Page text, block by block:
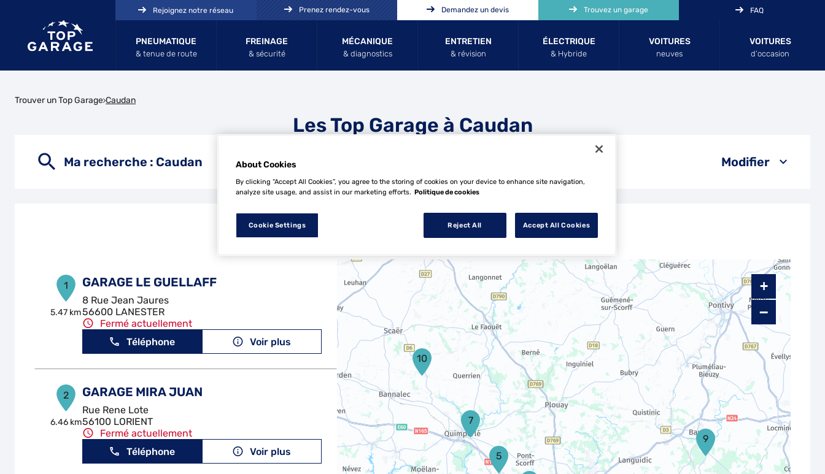
PNEUMATIQUE
& tenue de route
FREINAGE
& sécurité
MÉCANIQUE
& diagnostics
ENTRETIEN
& révision
ÉLECTRIQUE
& Hybride
VOITURES
neuves
VOITURES
d’occasion
Rejoignez notre réseau Prenez rendez-vous Demandez un devis Trouvez un garage FAQ
Trouver un Top Garage Caudan
Les Top Garage à Caudan
Ma recherche : Caudan Modifier
10 Top Garage à Caudan
1
5.47 km
GARAGE LE GUELLAFF
8 Rue Jean Jaures
56600 LANESTER
Fermé actuellement
Téléphone
Voir plus
2
6.46 km
GARAGE MIRA JUAN
Rue Rene Lote
56100 LORIENT
Fermé actuellement
Téléphone
Voir plus
10
9
7
5
+
−
About Cookies
By clicking “Accept All Cookies”, you agree to the storing of cookies on your device to enhance site navigation,
analyze site usage, and assist in our marketing efforts. Politique de cookies
Cookie Settings Reject All Accept All Cookies